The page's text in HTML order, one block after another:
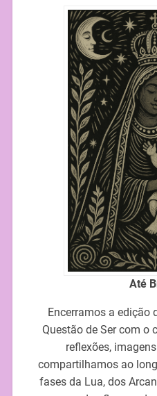
Até
Encerramos a edição
Questão de Ser com o
reflexões,
compartilhamos ao
fases da Lua, dos